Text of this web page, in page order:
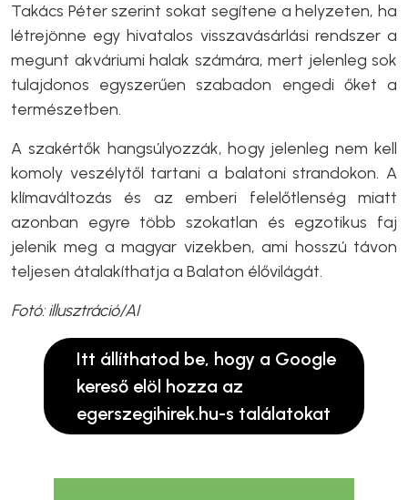
Takács Péter szerint sokat segítene a helyzeten, ha
létrejönne egy hivatalos visszavásárlási rendszer a
megunt akváriumi halak számára, mert jelenleg sok
tulajdonos egyszerűen szabadon engedi őket a
természetben.
A szakértők hangsúlyozzák, hogy jelenleg nem kell
komoly veszélytől tartani a balatoni strandokon. A
klímaváltozás és az emberi felelőtlenség miatt
azonban egyre több szokatlan és egzotikus faj
jelenik meg a magyar vizekben, ami hosszú távon
teljesen átalakíthatja a Balaton élővilágát.
Fotó: illusztráció/AI
Itt állíthatod be, hogy a Google
kereső elöl hozza az
egerszegihirek.hu-s találatokat